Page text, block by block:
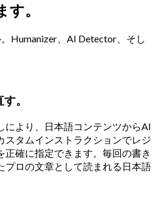
。
Humanizer、AI Detector、そし
。
により、日本語コンテンツからAI
スタムインストラクションでレジ
正確に指定できます。毎回の書き
プロの文章として読まれる日本語